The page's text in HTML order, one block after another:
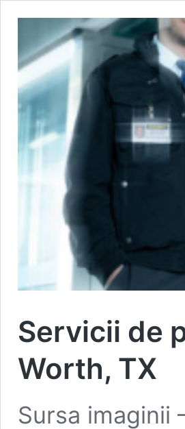
Servicii de
Worth, TX
Sursa imaginii